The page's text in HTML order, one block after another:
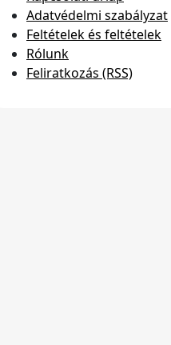
Adatvédelmi szabályzat
Feltételek és feltételek
Rólunk
Feliratkozás (RSS)